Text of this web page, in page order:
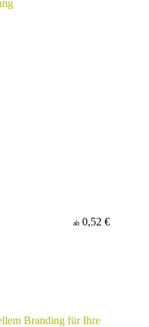
ab 0,52 €
Branding für Ihre